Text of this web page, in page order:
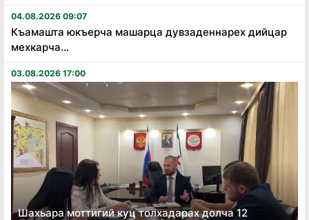
04.08.2026 09:07
Къамашта юкъерча машарца дувзаденнарех дийцар
мехкарча...
03.08.2026 17:00
Шахьара моттигий куц толхадарах долча 12